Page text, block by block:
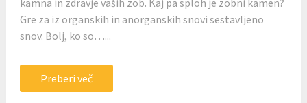
kamna in zdravje vaših zob. Kaj pa sploh je zobni kamen?
Gre za iz organskih in anorganskih snovi sestavljeno
snov. Bolj, ko so…...
Preberi več